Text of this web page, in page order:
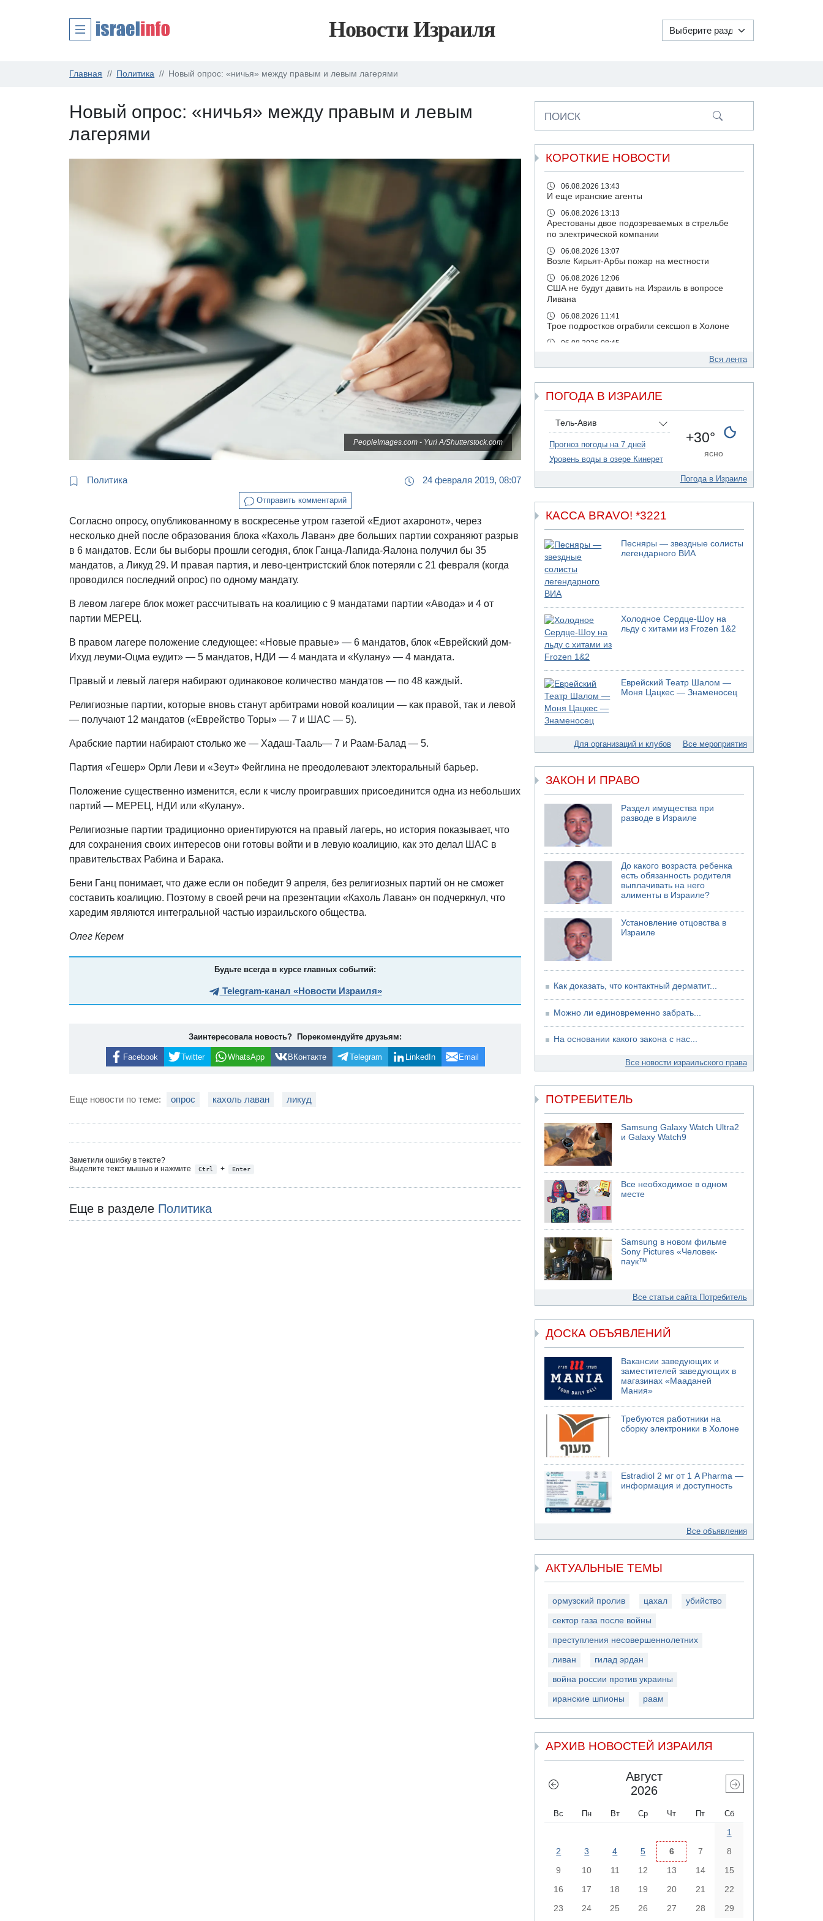
Новости Израиля
Главная Политика Новый опрос: «ничья» между правым и левым лагерями
Новый опрос: «ничья» между правым и левым
лагерями
PeopleImages.com - Yuri A/Shutterstock.com
Политика 24 февраля 2019, 08:07
Отправить комментарий
Согласно опросу, опубликованному в воскресенье утром газетой «Едиот ахаронот», через
несколько дней после образования блока «Кахоль Лаван» две больших партии сохраняют разрыв
в 6 мандатов. Если бы выборы прошли сегодня, блок Ганца-Лапида-Яалона получил бы 35
мандатов, а Ликуд 29. И правая партия, и лево-центристский блок потеряли с 21 февраля (когда
проводился последний опрос) по одному мандату.
В левом лагере блок может рассчитывать на коалицию с 9 мандатами партии «Авода» и 4 от
партии МЕРЕЦ.
В правом лагере положение следующее: «Новые правые» — 6 мандатов, блок «Еврейский дом-
Ихуд леуми-Оцма еудит» — 5 мандатов, НДИ — 4 мандата и «Кулану» — 4 мандата.
Правый и левый лагеря набирают одинаковое количество мандатов — по 48 каждый.
Религиозные партии, которые вновь станут арбитрами новой коалиции — как правой, так и левой
— получают 12 мандатов («Еврейство Торы» — 7 и ШАС — 5).
Арабские партии набирают столько же — Хадаш-Тааль— 7 и Раам-Балад — 5.
Партия «Гешер» Орли Леви и «Зеут» Фейглина не преодолевают электоральный барьер.
Положение существенно изменится, если к числу проигравших присоединится одна из небольших
партий — МЕРЕЦ, НДИ или «Кулану».
Религиозные партии традиционно ориентируются на правый лагерь, но история показывает, что
для сохранения своих интересов они готовы войти и в левую коалицию, как это делал ШАС в
правительствах Рабина и Барака.
Бени Ганц понимает, что даже если он победит 9 апреля, без религиозных партий он не сможет
составить коалицию. Поэтому в своей речи на презентации «Кахоль Лаван» он подчеркнул, что
харедим являются интегральной частью израильского общества.
Олег Керем
Будьте всегда в курсе главных событий:
Telegram-канал «Новости Израиля»
Заинтересовала новость? Порекомендуйте друзьям:
Facebook Twitter WhatsApp ВКонтакте Telegram LinkedIn Email
Еще новости по теме: опрос кахоль лаван ликуд
Заметили ошибку в тексте?
Выделите текст мышью и нажмите
Ctrl + Enter
Еще в разделе Политика
ПОИСК
КОРОТКИЕ НОВОСТИ
06.08.2026 13:43
И еще иранские агенты
06.08.2026 13:13
Арестованы двое подозреваемых в стрельбе
по электрической компании
06.08.2026 13:07
Возле Кирьят-Арбы пожар на местности
06.08.2026 12:06
США не будут давить на Израиль в вопросе
Ливана
06.08.2026 11:41
Трое подростков ограбили сексшоп в Холоне
06.08.2026 08:45
06.08.2026 08:11
Украинская атака на российский НПЗ
05.08.2026 18:30
противоракетной обороны "Хец"
05.08.2026 18:28
МАДА призывает израильтян срочно сдавать
кровь
Бывший посол Израиля в ООН Гилад Эрдан
политической партии
05.08.2026 13:49
На севере Израиля на берег выбросило тело
05.08.2026 13:32
В России горят новые склады
05.08.2026 10:19
Хуситы сообщают об атаке по Саудовскому
танкеру
Левые активисты пытались ворваться в офис
"Религиозного сионизма"
05.08.2026 06:42
В Дубае поднимается дым над портом
05.08.2026 06:41
Еще один меморандум для Ирана
04.08.2026 20:31
Минздрав и Министерство экологии
сообщили о необычно высоком уровне
севере страны
04.08.2026 19:20
Шоссе 6 и участок шоссе 1 в восточном
направлении в районе Бейт-Шемеша вновь
Вся лента
ПОГОДА В ИЗРАИЛЕ
Тель-Авив
Прогноз погоды на 7 дней
Уровень воды в озере Кинерет
+30°
ясно
Погода в Израиле
КАССА BRAVO! *3221
Песняры — звездные солисты
легендарного ВИА
Холодное Сердце-Шоу на
льду с хитами из Frozen 1&2
Еврейский Театр Шалом —
Моня Цацкес — Знаменосец
Для организаций и клубов Все мероприятия
ЗАКОН И ПРАВО
Раздел имущества при
разводе в Израиле
До какого возраста ребенка
есть обязанность родителя
выплачивать на него
алименты в Израиле?
Установление отцовства в
Израиле
Как доказать, что контактный дерматит...
Можно ли единовременно забрать...
На основании какого закона с нас...
Все новости израильского права
ПОТРЕБИТЕЛЬ
Samsung Galaxy Watch Ultra2
и Galaxy Watch9
Все необходимое в одном
месте
Samsung в новом фильме
Sony Pictures «Человек-
паук™
Все статьи сайта Потребитель
ДОСКА ОБЪЯВЛЕНИЙ
Вакансии заведующих и
заместителей заведующих в
магазинах «Мааданей
Мания»
Требуются работники на
сборку электроники в Холоне
Estradiol 2 мг от 1 A Pharma —
информация и доступность
Все объявления
АКТУАЛЬНЫЕ ТЕМЫ
ормузский пролив цахал убийство
сектор газа после войны
преступления несовершеннолетних
ливан гилад эрдан
война россии против украины
иранские шпионы раам
АРХИВ НОВОСТЕЙ ИЗРАИЛЯ
Август
2026
Вс Пн Вт Ср Чт Пт Сб
1
2
3 4 5 6 7
8
9
10 11 12 13 14
15
16
17 18 19 20 21
22
23
24 25 26 27 28 29